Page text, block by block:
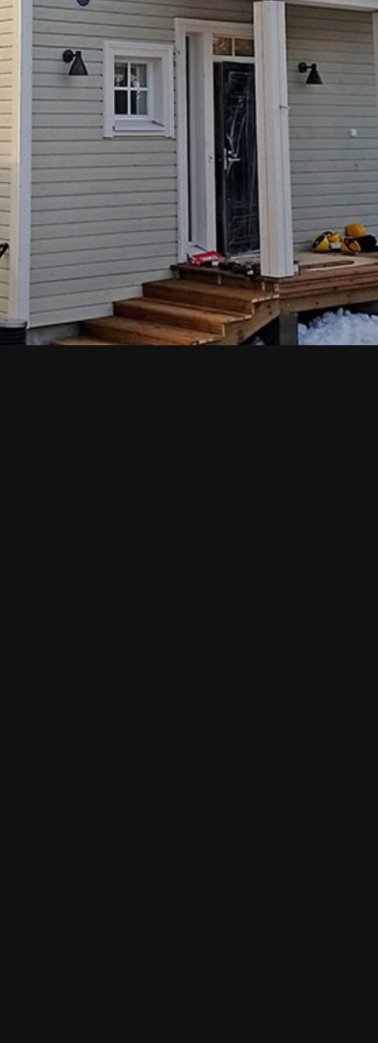
Upea yli 200-sivuinen talokirja!
Tilaa esite